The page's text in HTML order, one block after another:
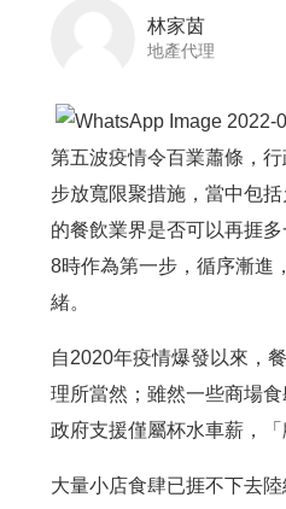
林家茵
地產代理
第五波疫情令百業蕭條，
步放寬限聚措施，當中包
的餐飲業界是否可以再捱
8時作為第一步，循序漸進
緒。
自2020年疫情爆發以來，
理所當然；雖然一些商場
政府支援僅屬杯水車薪，「
大量小店食肆已捱不下去